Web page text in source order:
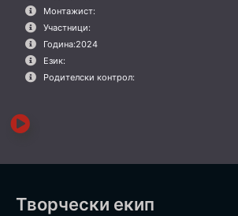
Монтажист:
Участници:
Година:2024
Език:
Родителски контрол:
Творчески екип